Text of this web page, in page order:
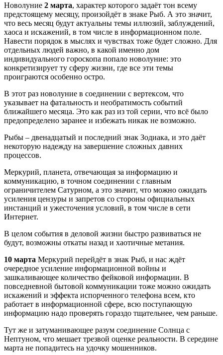
Новолуние 2 марта, характер которого задаёт тон всему
предстоящему месяцу, произойдёт в знаке Рыб. А это значит,
что весь месяц будут актуальны темы иллюзий, заблуждений,
хаоса и искажений, в том числе в информационном поле.
Навести порядок в мыслях и чувствах тоже будет сложно. Для
отдельных людей важно, в какой именно дом
индивидуального гороскопа попало новолуние: это
конкретизирует ту сферу жизни, где все эти темы
проиграются особенно остро.
В этот раз новолуние в соединении с вертексом, что
указывает на фатальность и необратимость событий
ближайшего месяца. Это как раз из той серии, что всё было
предопределено заранее и избежать никак не возможно.
Рыбы – двенадцатый и последний знак Зодиака, и это даёт
некоторую надежду на завершение сложных давних
процессов.
Меркурий, планета, отвечающая за информацию и
коммуникацию, в точном соединении с главным
ограничителем Сатурном, а это значит, что можно ожидать
усиления цензуры и запретов со стороны официальных
инстанций и ужесточения условий, в том числе в сети
Интернет.
В целом события в деловой жизни быстро развиваться не
будут, возможны откаты назад и хаотичные метания.
10 марта Меркурий перейдёт в знак Рыб, и нас ждёт
очередное усиление информационной войны и
зашкаливающее количество фейковой информации. В
повседневной бытовой коммуникации тоже можно ожидать
искажений и эффекта испорченного телефона всем, кто
работает в информационной сфере, всю поступающую
информацию надо проверять гораздо тщательнее, чем раньше.
Тут же и затуманивающее разум соединение Солнца с
Нептуном, что мешает трезвой оценке реальности. В середине
марта не попадитесь на удочку мошенников.